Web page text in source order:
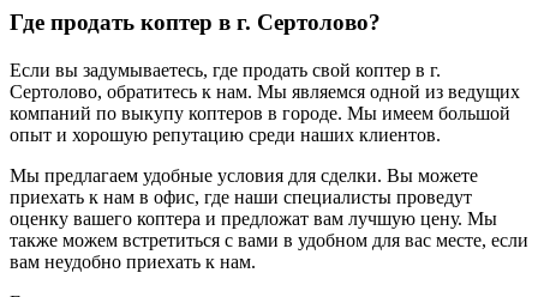
Где продать коптер в г. Сертолово?
Если вы задумываетесь, где продать свой коптер в г.
Сертолово, обратитесь к нам. Мы являемся одной из ведущих
компаний по выкупу коптеров в городе. Мы имеем большой
опыт и хорошую репутацию среди наших клиентов.
Мы предлагаем удобные условия для сделки. Вы можете
приехать к нам в офис, где наши специалисты проведут
оценку вашего коптера и предложат вам лучшую цену. Мы
также можем встретиться с вами в удобном для вас месте, если
вам неудобно приехать к нам.